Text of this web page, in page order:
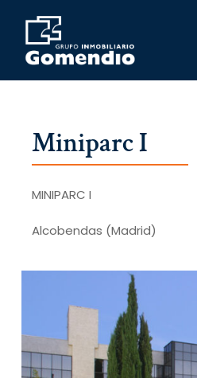
main
content
Miniparc I
MINIPARC I
Alcobendas (Madrid)